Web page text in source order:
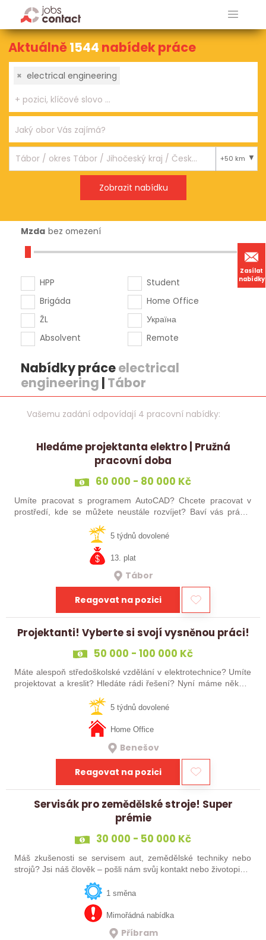
Zasílat
nabídky
Aktuálně1544 nabídek práce
× electrical engineering
+50 km
Mzda bez omezení
HPP
Brigáda
ŽL
Absolvent
Student
Home Office
Україна
Remote
Nabídky práceelectrical
engineering | Tábor
Vašemu zadání odpovídají 4 pracovní nabídky:
Hledáme projektanta elektro | Pružná
pracovní doba
60 000 - 80 000 Kč
Umíte pracovat s programem AutoCAD? Chcete pracovat v
prostředí, kde se můžete neustále rozvíjet? Baví vás práce,
kde máte své místo a klid? Pokud jste třikrát odpověděl/a ano,
čtěte dál! Hledáme…
5 týdnů dovolené
13. plat
Tábor
Reagovat na pozici
Projektanti! Vyberte si svojí vysněnou práci!
50 000 - 100 000 Kč
Máte alespoň středoškolské vzdělání v elektrotechnice? Umíte
projektovat a kreslit? Hledáte rádi řešení? Nyní máme několik
5 týdnů dovolené
Home Office
Benešov
Reagovat na pozici
Servisák pro zemědělské stroje! Super
prémie
30 000 - 50 000 Kč
Máš zkušenosti se servisem aut, zemědělské techniky nebo
strojů? Jsi náš člověk – pošli nám svůj kontakt nebo životopis a
my ti najdeme práci, která stojí za to.
1 směna
Mimořádná nabídka
Příbram